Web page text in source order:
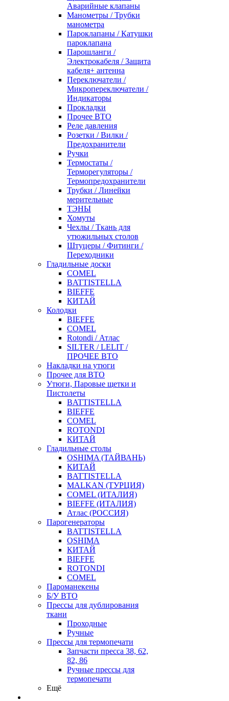
Аварийные клапаны
Манометры / Трубки
манометра
Пароклапаны / Катушки
пароклапана
Парошланги /
Электрокабеля / Защита
кабеля+ антенна
Переключатели /
Микропереключатели /
Индикаторы
Прокладки
Прочее ВТО
Реле давления
Розетки / Вилки /
Предохранители
Ручки
Термостаты /
Терморегуляторы /
Термопредохранители
Трубки / Линейки
мерительные
ТЭНЫ
Хомуты
Чехлы / Ткань для
утюжильных столов
Штуцеры / Фитинги /
Переходники
Гладильные доски
COMEL
BATTISTELLA
BIEFFE
КИТАЙ
Колодки
BIEFFE
COMEL
Rotondi / Атлас
SILTER / LELIT /
ПРОЧЕЕ ВТО
Накладки на утюги
Прочее для ВТО
Утюги, Паровые щетки и
Пистолеты
BATTISTELLA
BIEFFE
COMEL
ROTONDI
КИТАЙ
Гладильные столы
OSHIMA (ТАЙВАНЬ)
КИТАЙ
BATTISTELLA
MALKAN (ТУРЦИЯ)
COMEL (ИТАЛИЯ)
BIEFFE (ИТАЛИЯ)
Атлас (РОССИЯ)
Парогенераторы
BATTISTELLA
OSHIMA
КИТАЙ
BIEFFE
ROTONDI
COMEL
Пароманекены
Б/У ВТО
Прессы для дублирования
ткани
Проходные
Ручные
Прессы для термопечати
Запчасти пресса 38, 62,
82, 86
Ручные прессы для
термопечати
Ещё